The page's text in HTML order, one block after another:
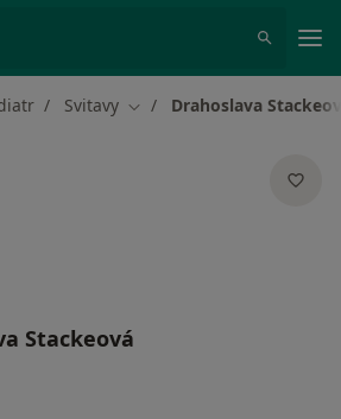
Svitavy Změna města
Drahoslava
Stackeová